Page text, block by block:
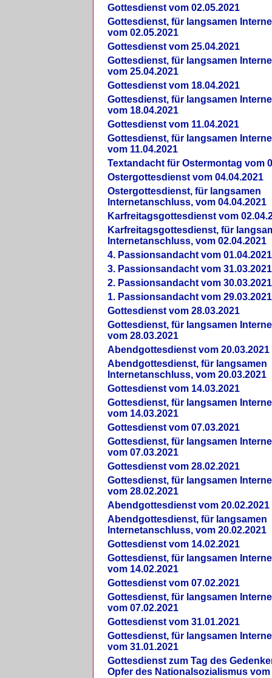
Gottesdienst vom 02.05.2021
Gottesdienst, für langsamen
vom 02.05.2021
Gottesdienst vom 25.04.2021
Gottesdienst, für langsamen
vom 25.04.2021
Gottesdienst vom 18.04.2021
Gottesdienst, für langsamen
vom 18.04.2021
Gottesdienst vom 11.04.2021
Gottesdienst, für langsamen
vom 11.04.2021
Textandacht für Ostermontag vom
Ostergottesdienst vom 04.04.2021
Ostergottesdienst, für langsamen
Internetanschluss, vom 04.04.2021
Karfreitagsgottesdienst vom
Karfreitagsgottesdienst, für
Internetanschluss, vom 02.04.2021
4. Passionsandacht vom 01.04.2021
3. Passionsandacht vom 31.03.2021
2. Passionsandacht vom 30.03.2021
1. Passionsandacht vom 29.03.2021
Gottesdienst vom 28.03.2021
Gottesdienst, für langsamen
vom 28.03.2021
Abendgottesdienst vom 20.03.2021
Abendgottesdienst, für langsamen
Internetanschluss, vom 20.03.2021
Gottesdienst vom 14.03.2021
Gottesdienst, für langsamen
vom 14.03.2021
Gottesdienst vom 07.03.2021
Gottesdienst, für langsamen
vom 07.03.2021
Gottesdienst vom 28.02.2021
Gottesdienst, für langsamen
vom 28.02.2021
Abendgottesdienst vom 20.02.2021
Abendgottesdienst, für langsamen
Internetanschluss, vom 20.02.2021
Gottesdienst vom 14.02.2021
Gottesdienst, für langsamen
vom 14.02.2021
Gottesdienst vom 07.02.2021
Gottesdienst, für langsamen
vom 07.02.2021
Gottesdienst vom 31.01.2021
Gottesdienst, für langsamen
vom 31.01.2021
Gottesdienst zum Tag des
Opfer des Nationalsozialismus vom